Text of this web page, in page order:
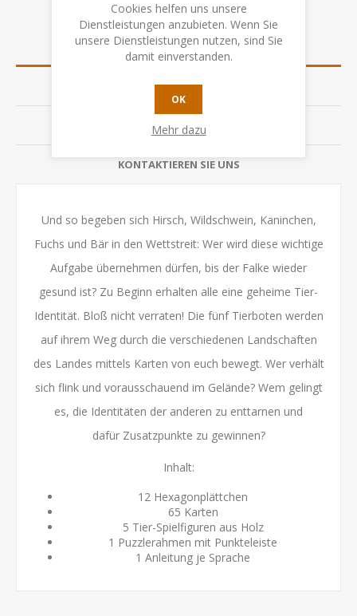
ÜBERSICHT
SPEZIFIKATION
BEWERTUNGEN
KONTAKTIEREN SIE UNS
Und so begeben sich Hirsch, Wildschwein, Kaninchen,
Fuchs und Bär in den Wettstreit: Wer wird diese wichtige
Aufgabe übernehmen dürfen, bis der Falke wieder
gesund ist? Zu Beginn erhalten alle eine geheime Tier-
Identität. Bloß nicht verraten! Die fünf Tierboten werden
auf ihrem Weg durch die verschiedenen Landschaften
des Landes mittels Karten von euch bewegt. Wer verhält
sich flink und vorausschauend im Gelände? Wem gelingt
es, die Identitäten der anderen zu enttarnen und
dafür Zusatzpunkte zu gewinnen?
Inhalt:
12 Hexagonplättchen
65 Karten
5 Tier-Spielfiguren aus Holz
1 Puzzlerahmen mit Punkteleiste
1 Anleitung je Sprache
Cookies helfen uns unsere
Dienstleistungen anzubieten. Wenn Sie
unsere Dienstleistungen nutzen, sind Sie
damit einverstanden.
OK
Mehr dazu